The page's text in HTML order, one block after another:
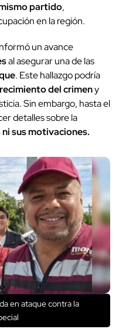
partido,
en la región.
un avance
al asegurar una de las
. Este hallazgo podría
del crimeny
Sin embargo, hasta el
detalles sobre la
sus motivaciones.
en ataque contra la